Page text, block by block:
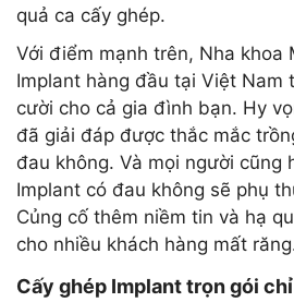
quả ca cấy ghép.
Với điểm mạnh trên, Nha khoa
Implant hàng đầu tại Việt Nam
cười cho cả gia đình bạn. Hy
đã giải đáp được thắc mắc
đau không. Và mọi người cũng
Implant có đau không sẽ phụ
Củng cố thêm niềm tin và hạ
cho nhiều khách hàng mất
Cấy ghép Implant trọn gói